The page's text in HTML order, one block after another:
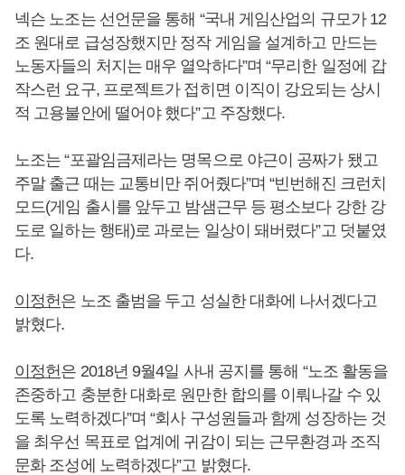
넥슨 노조는 선언문을 통해 “국내 게임산업의 규모가 12
조 원대로 급성장했지만 정작 게임을 설계하고 만드는
노동자들의 처지는 매우 열악하다”며 “무리한 일정에 갑
작스런 요구, 프로젝트가 접히면 이직이 강요되는 상시
적 고용불안에 떨어야 했다”고 주장했다.
노조는 “포괄임금제라는 명목으로 야근이 공짜가 됐고
주말 출근 때는 교통비만 쥐어줬다”며 “빈번해진 크런치
모드(게임 출시를 앞두고 밤샘근무 등 평소보다 강한 강
도로 일하는 행태)로 과로는 일상이 돼버렸다”고 덧붙였
다.
이정헌은 노조 출범을 두고 성실한 대화에 나서겠다고
밝혔다.
이정헌은 2018년 9월4일 사내 공지를 통해 “노조 활동을
존중하고 충분한 대화로 원만한 합의를 이뤄나갈 수 있
도록 노력하겠다”며 “회사 구성원들과 함께 성장하는 것
을 최우선 목표로 업계에 귀감이 되는 근무환경과 조직
문화 조성에 노력하겠다”고 밝혔다.